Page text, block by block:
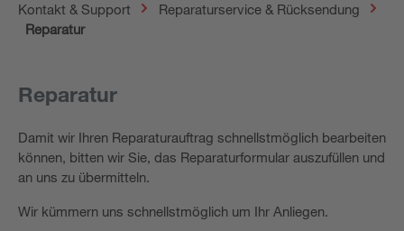
Kontakt & Support
Reparaturservice & Rücksendung
Reparatur
Reparatur
Damit wir Ihren Reparaturauftrag schnellstmöglich bearbeiten
können, bitten wir Sie, das Reparaturformular auszufüllen und
an uns zu übermitteln.
Wir kümmern uns schnellstmöglich um Ihr Anliegen.